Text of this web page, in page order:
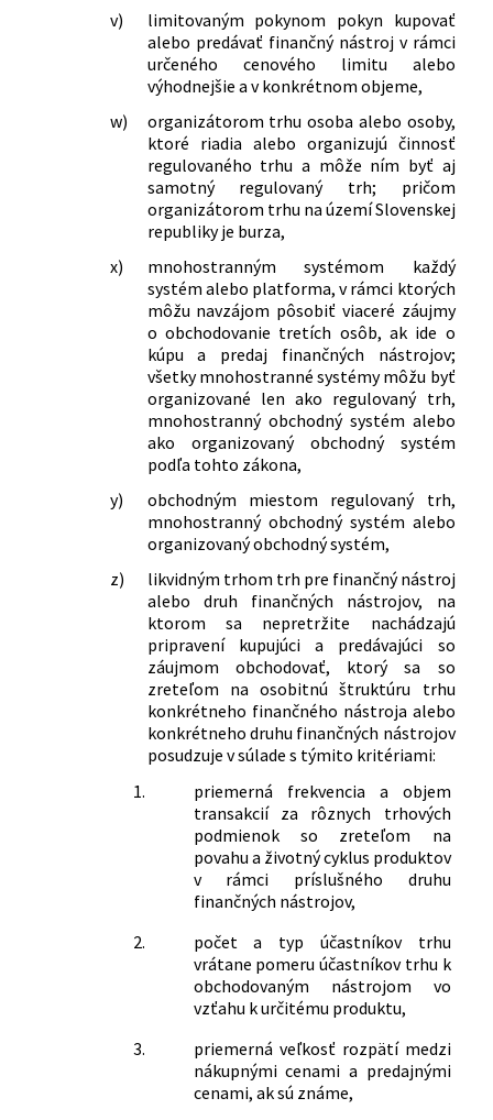
v)
limitovaným pokynom pokyn kupovať
alebo predávať finančný nástroj v rámci
určeného cenového limitu alebo
výhodnejšie a v konkrétnom objeme,
w)
organizátorom trhu osoba alebo osoby,
ktoré riadia alebo organizujú činnosť
regulovaného trhu a môže ním byť aj
samotný regulovaný trh; pričom
organizátorom trhu na území Slovenskej
republiky je burza,
x)
mnohostranným systémom každý
systém alebo platforma, v rámci ktorých
môžu navzájom pôsobiť viaceré záujmy
o obchodovanie tretích osôb, ak ide o
kúpu a predaj finančných nástrojov;
všetky mnohostranné systémy môžu byť
organizované len ako regulovaný trh,
mnohostranný obchodný systém alebo
ako organizovaný obchodný systém
podľa tohto zákona,
y)
obchodným miestom regulovaný trh,
mnohostranný obchodný systém alebo
organizovaný obchodný systém,
z)
likvidným trhom trh pre finančný nástroj
alebo druh finančných nástrojov, na
ktorom sa nepretržite nachádzajú
pripravení kupujúci a predávajúci so
záujmom obchodovať, ktorý sa so
zreteľom na osobitnú štruktúru trhu
konkrétneho finančného nástroja alebo
konkrétneho druhu finančných nástrojov
posudzuje v súlade s týmito kritériami:
1.
priemerná frekvencia a objem
transakcií za rôznych trhových
podmienok so zreteľom na
povahu a životný cyklus produktov
v rámci príslušného druhu
finančných nástrojov,
2.
počet a typ účastníkov trhu
vrátane pomeru účastníkov trhu k
obchodovaným nástrojom vo
vzťahu k určitému produktu,
3.
priemerná veľkosť rozpätí medzi
nákupnými cenami a predajnými
cenami, ak sú známe,